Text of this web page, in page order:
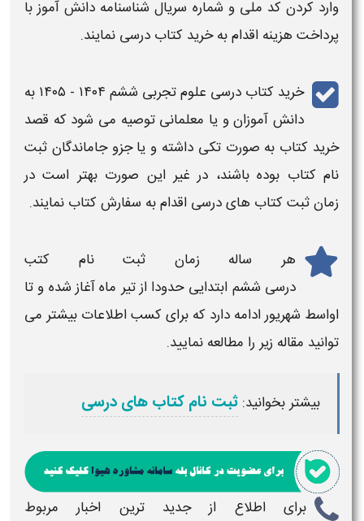
وارد کردن کد ملی و شماره سریال شناسنامه دانش آموز با
پرداخت هزینه اقدام به خرید کتاب درسی نمایند.
خرید کتاب درسی علوم تجربی ششم ۱۴۰۴ - ۱۴۰۵
به
دانش آموزان و یا معلمانی توصیه می شود که قصد
خرید کتاب به صورت تکی داشته و یا جزوجاماندگان ثبت
نام کتاب بوده باشند، در غیر این صورت بهتر است در
زمان ثبت کتاب های درسی اقدام به سفارش کتاب نمایند.
هر ساله زمان ثبت نام کتب
درسی ششم ابتدایی حدودا از تیر ماه آغاز شده و تا
اواسط شهریور ادامه دارد که برای کسب اطلاعات بیشتر می
توانید مقاله زیر را مطالعه نمایید.
بیشتر بخوانید: ثبت نام کتاب های درسی
برای اطلاع از جدید ترین اخبار مربوط